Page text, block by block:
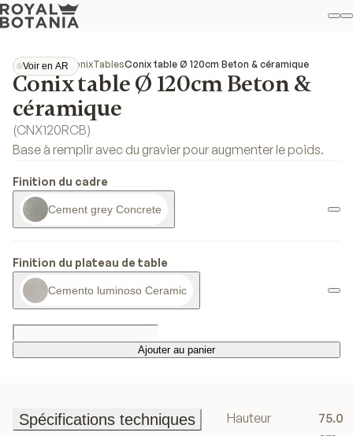
Voir en AR
Voir en AR
CollectionsConixTablesConix table Ø 120cm Beton & céramique
Conix table Ø 120cm Beton &
céramique
(CNX120RCB)
Base à remplir avec du gravier pour augmenter le poids.
Finition du cadre
Cement grey Concrete
Finition du plateau de table
Cemento luminoso Ceramic
Ajouter au panier
Ajouter au panier
Spécifications techniques
Hauteur
75.0